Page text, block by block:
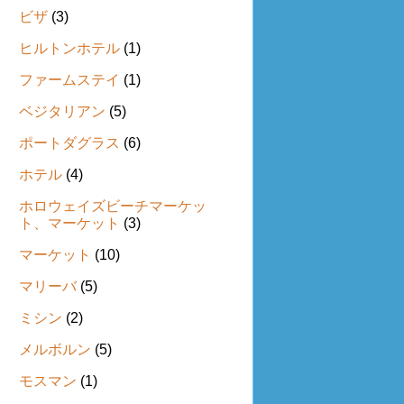
ビザ (3)
ヒルトンホテル (1)
ファームステイ (1)
ベジタリアン (5)
ポートダグラス (6)
ホテル (4)
ホロウェイズビーチマーケッ
ト、マーケット (3)
マーケット (10)
マリーバ (5)
ミシン (2)
メルボルン (5)
モスマン (1)